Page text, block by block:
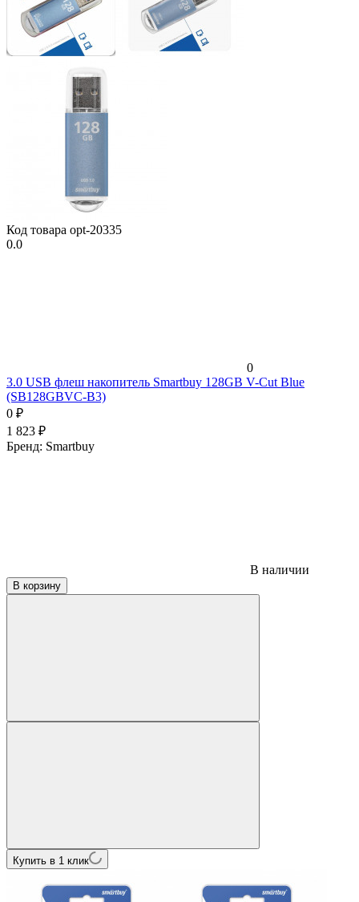
Код товара opt-20335
0.0
0
3.0 USB флеш накопитель Smartbuy 128GB V-Cut Blue
(SB128GBVC-B3)
0 ₽
1 823 ₽
Бренд: Smartbuy
В наличии
В корзину
Купить в 1 клик